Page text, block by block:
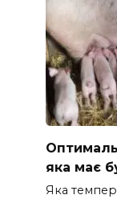
яка має
Яка